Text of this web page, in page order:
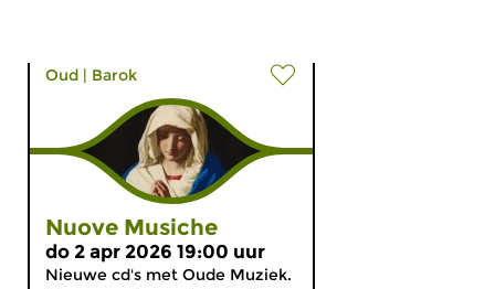
Oud | Barok
Nuove Musiche
do 2 apr 2026 19:00 uur
Nieuwe cd's met Oude Muziek.